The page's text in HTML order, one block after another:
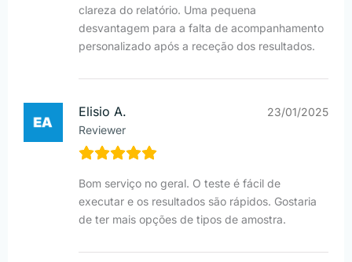
clareza do relatório. Uma pequena
desvantagem para a falta de acompanhamento
personalizado após a receção dos resultados.
Elisio A.
Reviewer
23/01/2025
Bom serviço no geral. O teste é fácil de
executar e os resultados são rápidos. Gostaria
de ter mais opções de tipos de amostra.